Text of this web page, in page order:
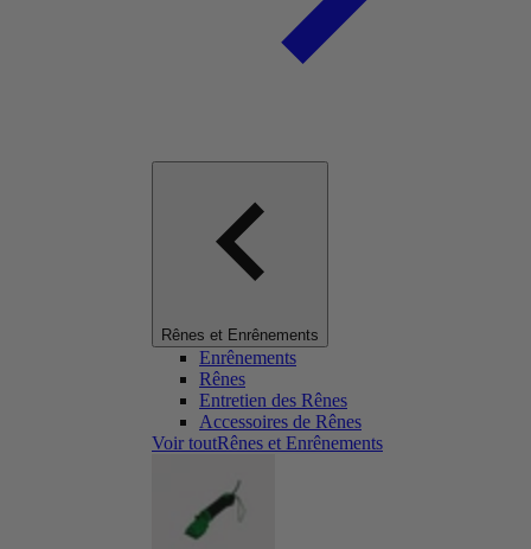
Rênes et Enrênements
Enrênements
Rênes
Entretien des Rênes
Accessoires de Rênes
Voir toutRênes et Enrênements